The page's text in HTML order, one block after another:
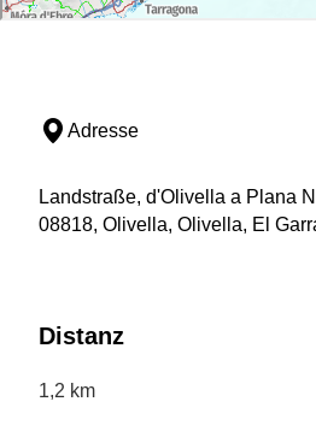
Adresse
Landstraße, d'Olivella a Plana
08818, Olivella, Olivella, El
Distanz
1,2 km